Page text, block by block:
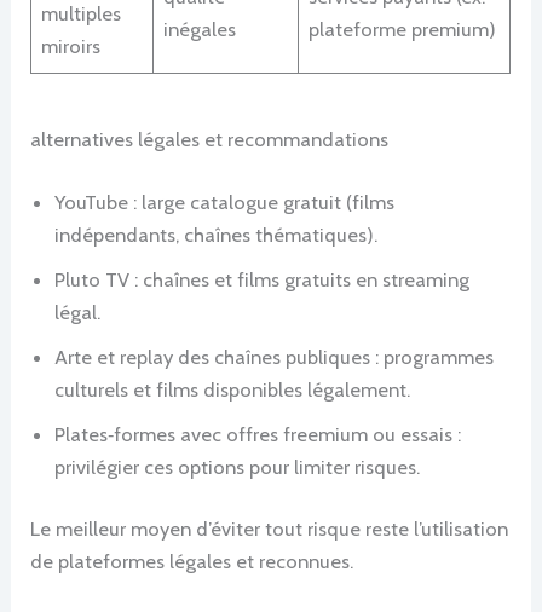
multiples
miroirs
inégales
plateforme premium)
alternatives légales et recommandations
YouTube : large catalogue gratuit (films
indépendants, chaînes thématiques).
Pluto TV : chaînes et films gratuits en streaming
légal.
Arte et replay des chaînes publiques : programmes
culturels et films disponibles légalement.
Plates‑formes avec offres freemium ou essais :
privilégier ces options pour limiter risques.
Le meilleur moyen d’éviter tout risque reste l’utilisation
de plateformes légales et reconnues.